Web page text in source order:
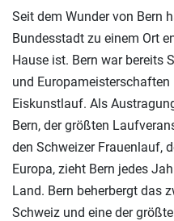
Seit dem Wunder von Bern
Bundesstadt zu einem Ort
Hause ist. Bern war bereits
und
Eiskunstlauf. Als
Bern, der größten
den Schweizer Frauenlauf,
Europa, zieht Bern jedes
Land. Bern beherbergt das
Schweiz und eine der